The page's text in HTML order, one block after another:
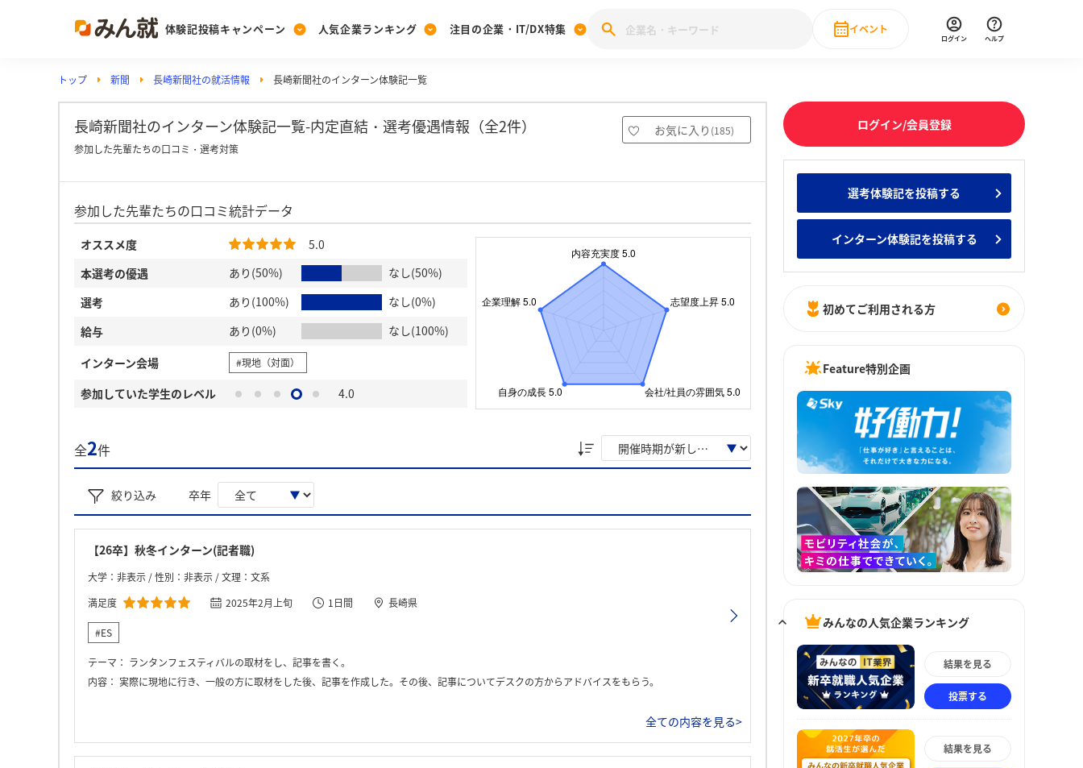
体験記投稿キャンペーン
Post
投稿する
[27卒] 本選考体験記投稿キャンペーン
人気企業ランキング
Ranking
ランキングを見る
みんなのDX企業就職ブランド調査
Vote
投票する
みんなの新卒就職人気企業ランキング みんなのインターン人気企業ランキ
注目の企業・IT/DX特集
PickUp
注目の企業特集
28卒 IT・DX現場社員インタビュー
イベント
直近のイベント一覧
ログイン ヘルプ
トップ 新聞 長崎新聞社の就活情報 長崎新聞社のインターン体験記一覧
長崎新聞社のインターン体験記一覧-内定直結・選考優遇情報（全2件） お気に入り (185)
参加した先輩たちの口コミ・選考対策
参加した先輩たちの口コミ統計データ
オススメ度
5.0
本選考の優遇
あり(50%)
なし(50%)
選考
あり(100%)
なし(0%)
給与
あり(0%)
なし(100%)
インターン会場
#現地（対面）
参加していた学生のレベル 4.0
全2件
絞り込み 卒年
【26卒】秋冬インターン(記者職)
大学：非表示 / 性別：非表示 / 文理：文系
満足度
2025年2月上旬 1日間 長崎県
#ES
テーマ： ランタンフェスティバルの取材をし、記事を書く。
内容： 実際に現地に行き、一般の方に取材をした後、記事を作成した。その後、記事についてデスクの方からアドバイスをもらう。
全ての内容を見る>
ログイン/会員登録
選考体験記を投稿する
インターン体験記を投稿する
初めてご利用される方
Feature特別企画
みんなの人気企業ランキング
結果を見る
投票する
結果を見る